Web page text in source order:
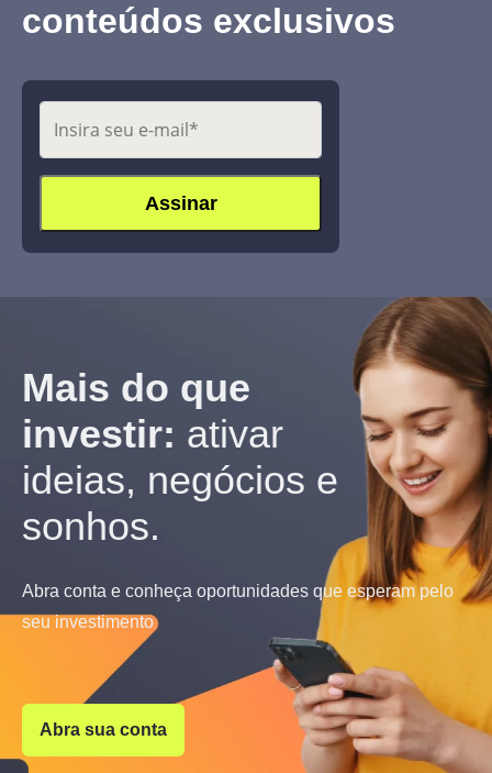
conteúdos exclusivos
Mais do que
investir: ativar
ideias, negócios e
sonhos.
Abra conta e conheça oportunidades que esperam pelo
seu investimento
Abra sua conta